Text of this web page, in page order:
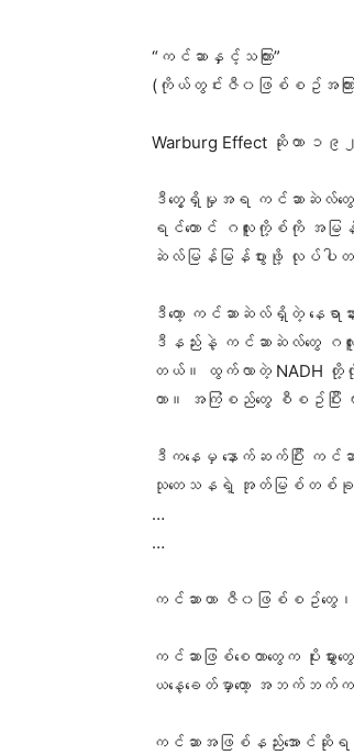
“ကင်ဆာနှင့်သကြား”
(ကိုယ်တွင်းဇီ၀ဖြစ်စဥ်အကြ
Warburg Effect ဆိုတာ ၁
ဒီတွေ့ရှိမှုအရ ကင်ဆာဆဲလ်တွေဟာ
ရင်တောင် ဂလူးကို့စ်ကို အမြ
ဆဲလ်မြန်မြန်ပွားဖို့ လုပ်ပ
ဒီတော့ ကင်ဆာဆဲလ်ရှိတဲ့ နေရာ
ဒီနည်းနဲ့ ကင်ဆာဆဲလ်တွေ ဂလူ
တယ်။ ထွက်လာတဲ့ NADH တို့
တာ။ အကြံစည်တွေ စီစဥ်ပြီ
ဒီကနေမှ နောက်ဆက်ပြီး ကင်ဆ
သုတေသနရဲ့ အုတ်မြစ်တစ်
…
…
ကင်ဆာဟာ ဇီ၀ဖြစ်စဥ်တွေ၊ မျို
ကင်ဆာဖြစ်စေတာတွေက ပိုးမွှာ
ယနေ့ခေတ်မှာတော့ အဘက်ဘက်က
ကင်ဆာအဖြစ်နည်းအောင်ဆိုရင်